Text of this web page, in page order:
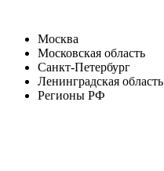
Москва
Московская область
Санкт-Петербург
Ленинградская область
Регионы РФ